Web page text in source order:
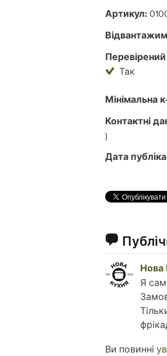
Артикул:
Так
Мінімальна
Контактні
)
Дата
Нова
Я
Ви повинні